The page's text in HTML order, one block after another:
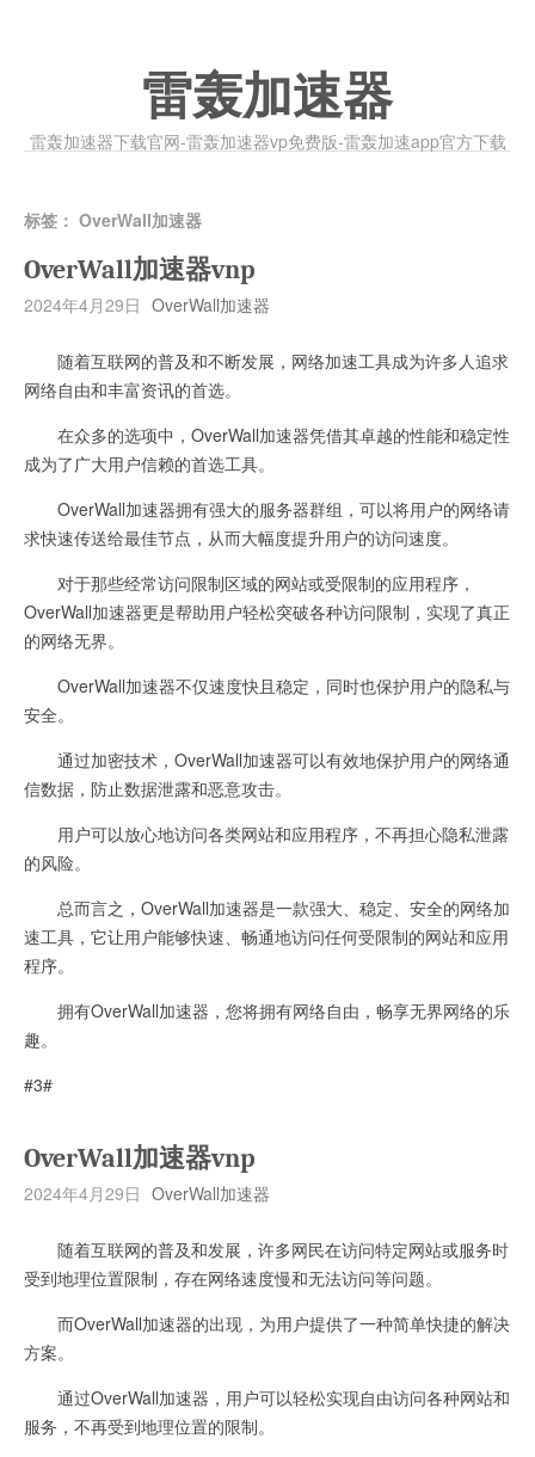
雷轰加速器
雷轰加速器下载官网-雷轰加速器vp免费版-雷轰加速app官方下载
标签： OverWall加速器
OverWall加速器vnp
2024年4月29日 OverWall加速器
随着互联网的普及和不断发展，网络加速工具成为许多人追求
网络自由和丰富资讯的首选。
在众多的选项中，OverWall加速器凭借其卓越的性能和稳定性
成为了广大用户信赖的首选工具。
OverWall加速器拥有强大的服务器群组，可以将用户的网络请
求快速传送给最佳节点，从而大幅度提升用户的访问速度。
对于那些经常访问限制区域的网站或受限制的应用程序，
OverWall加速器更是帮助用户轻松突破各种访问限制，实现了真正
的网络无界。
OverWall加速器不仅速度快且稳定，同时也保护用户的隐私与
安全。
通过加密技术，OverWall加速器可以有效地保护用户的网络通
信数据，防止数据泄露和恶意攻击。
用户可以放心地访问各类网站和应用程序，不再担心隐私泄露
的风险。
总而言之，OverWall加速器是一款强大、稳定、安全的网络加
速工具，它让用户能够快速、畅通地访问任何受限制的网站和应用
程序。
拥有OverWall加速器，您将拥有网络自由，畅享无界网络的乐
趣。
#3#
OverWall加速器vnp
2024年4月29日 OverWall加速器
随着互联网的普及和发展，许多网民在访问特定网站或服务时
受到地理位置限制，存在网络速度慢和无法访问等问题。
而OverWall加速器的出现，为用户提供了一种简单快捷的解决
方案。
通过OverWall加速器，用户可以轻松实现自由访问各种网站和
服务，不再受到地理位置的限制。